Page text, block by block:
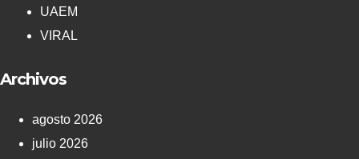
UAEM
VIRAL
Archivos
agosto 2026
julio 2026